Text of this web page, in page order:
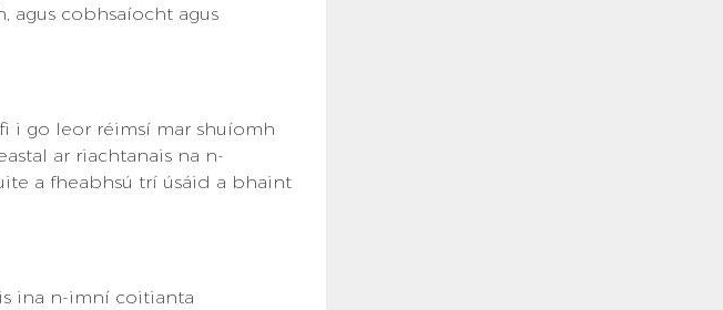
agus cobhsaíocht agus
i go leor réimsí mar shuíomh
ar riachtanais na n-
a fheabhsú trí úsáid a bhaint
ina n-imní coitianta